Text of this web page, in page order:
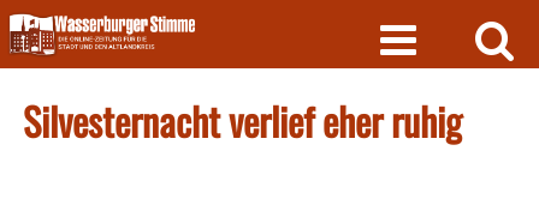
Skip
to
content
Silvesternacht verlief eher ruhig